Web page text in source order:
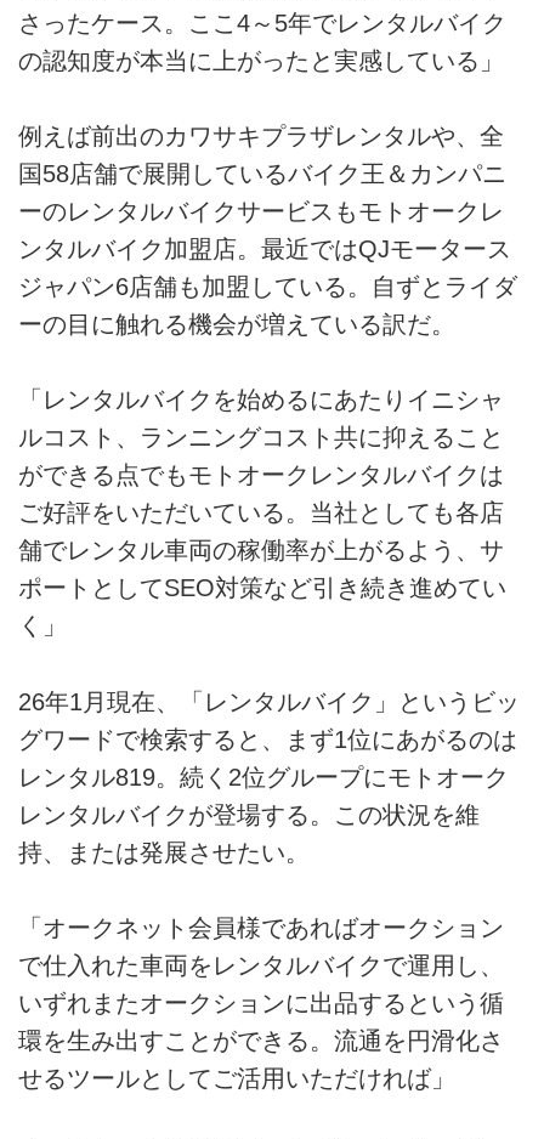
さったケース。ここ4～5年でレンタルバイク
の認知度が本当に上がったと実感している」
例えば前出のカワサキプラザレンタルや、全
国58店舗で展開しているバイク王＆カンパニ
ーのレンタルバイクサービスもモトオークレ
ンタルバイク加盟店。最近ではQJモータース
ジャパン6店舗も加盟している。自ずとライダ
ーの目に触れる機会が増えている訳だ。
「レンタルバイクを始めるにあたりイニシャ
ルコスト、ランニングコスト共に抑えること
ができる点でもモトオークレンタルバイクは
ご好評をいただいている。当社としても各店
舗でレンタル車両の稼働率が上がるよう、サ
ポートとしてSEO対策など引き続き進めてい
く」
26年1月現在、「レンタルバイク」というビッ
グワードで検索すると、まず1位にあがるのは
レンタル819。続く2位グループにモトオーク
レンタルバイクが登場する。この状況を維
持、または発展させたい。
「オークネット会員様であればオークション
で仕入れた車両をレンタルバイクで運用し、
いずれまたオークションに出品するという循
環を生み出すことができる。流通を円滑化さ
せるツールとしてご活用いただければ」